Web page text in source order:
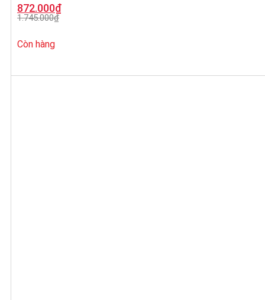
1.745.000₫
Giá
gốc
là:
872.000₫
Giá
hiện
tại
872.000₫.
Còn hàng